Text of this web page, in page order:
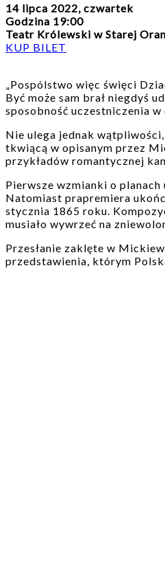
14 lipca 2022, czwartek
Godzina 19:00
Teatr Królewski w Starej
KUP BILET
„Pospólstwo więc święci
Być może sam brał niegdyś
sposobność uczestniczenia
Nie ulega jednak
tkwiącą w opisanym przez
przykładów romantycznej
Pierwsze wzmianki o
Natomiast prapremiera
stycznia 1865 roku.
musiało wywrzeć na
Przesłanie zaklęte w
przedstawienia, którym